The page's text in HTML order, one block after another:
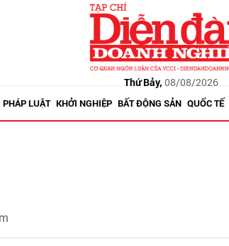
Thứ Bảy, 08/08/2026
PHÁP LUẬT KHỞI NGHIỆP BẤT ĐỘNG SẢN QUỐC TẾ